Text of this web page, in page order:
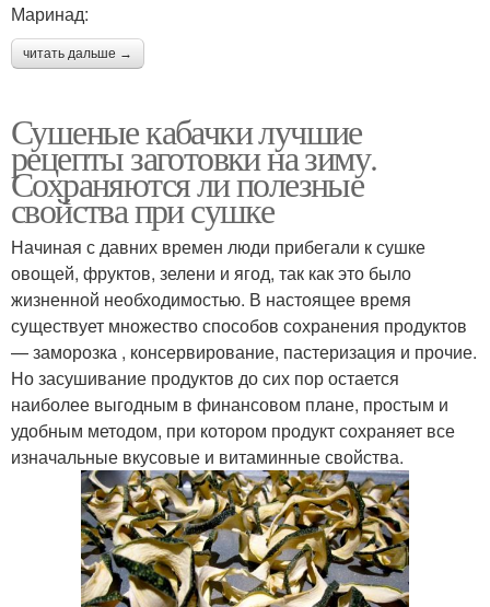
Маринад:
читать дальше →
Сушеные кабачки лучшие
рецепты заготовки на зиму.
Сохраняются ли полезные
свойства при сушке
Начиная с давних времен люди прибегали к сушке
овощей, фруктов, зелени и ягод, так как это было
жизненной необходимостью. В настоящее время
существует множество способов сохранения продуктов
— заморозка , консервирование, пастеризация и прочие.
Но засушивание продуктов до сих пор остается
наиболее выгодным в финансовом плане, простым и
удобным методом, при котором продукт сохраняет все
изначальные вкусовые и витаминные свойства.